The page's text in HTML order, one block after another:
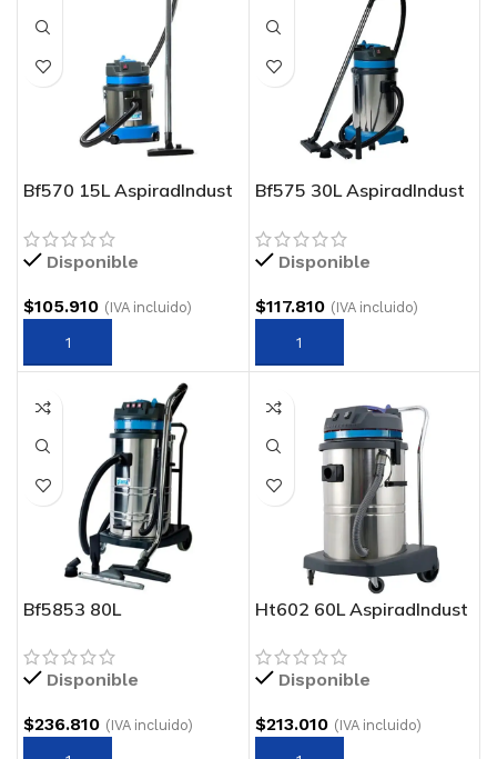
Bf570 15L AspiradIndust
Disponible
$105.910 (IVA incluido)
Bf575 30L AspiradIndust
Disponible
$117.810 (IVA incluido)
Bf5853 80L
Disponible
$236.810 (IVA incluido)
Ht602 60L AspiradIndust
Disponible
$213.010 (IVA incluido)